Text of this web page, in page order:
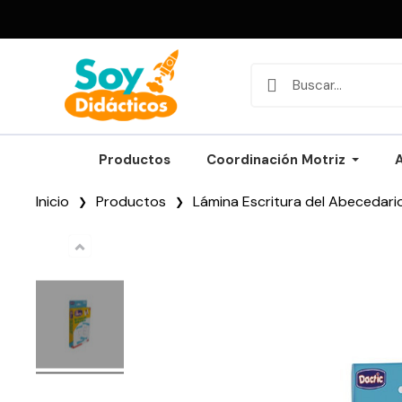
Productos Coordinación Motriz
Inicio Productos Lámina Escritura del